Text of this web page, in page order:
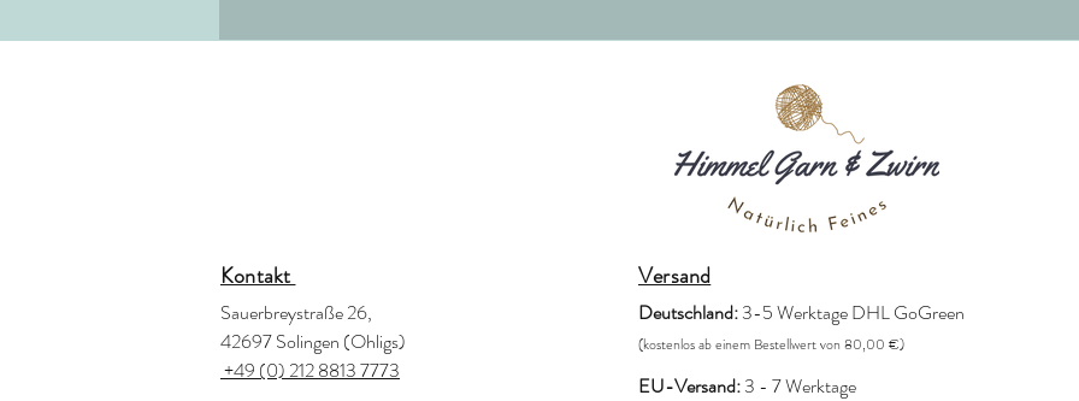
Kontakt
Sauerbreystraße 26,
42697 Solingen (Ohligs)
+49 (0) 212 8813 7773
Versand
Deutschland:3-5 Werktage DHL GoGreen
(kostenlos ab einem Bestellwert von 80,00 €)
EU-Versand:3 - 7 Werktage